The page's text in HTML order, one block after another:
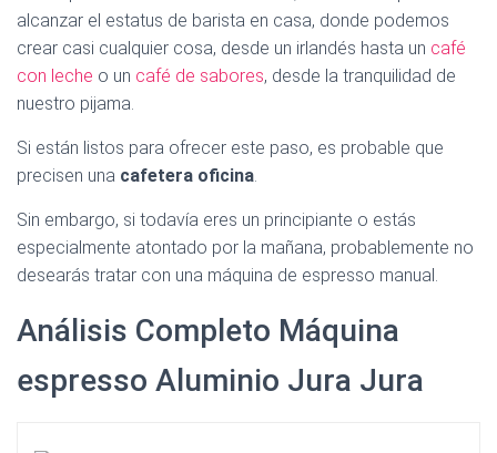
G
alcanzar el estatus de barista en casa, donde podemos
crear casi cualquier cosa, desde un irlandés hasta un café
con leche o un café de sabores, desde la tranquilidad de
nuestro pijama.
Si están listos para ofrecer este paso, es probable que
precisen una cafetera oficina.
Sin embargo, si todavía eres un principiante o estás
especialmente atontado por la mañana, probablemente no
desearás tratar con una máquina de espresso manual.
Análisis Completo Máquina
espresso Aluminio Jura Jura